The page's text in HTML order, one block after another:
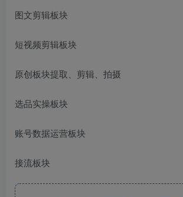
图文剪辑板块
短视频剪辑板块
原创板块提取、剪辑、拍摄
选品实操板块
账号数据运营板块
接流板块